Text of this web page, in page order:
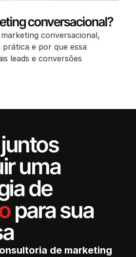
conversacional?
conversacional,
e por que essa
leads e conversões
uma
de
para sua
de marketing